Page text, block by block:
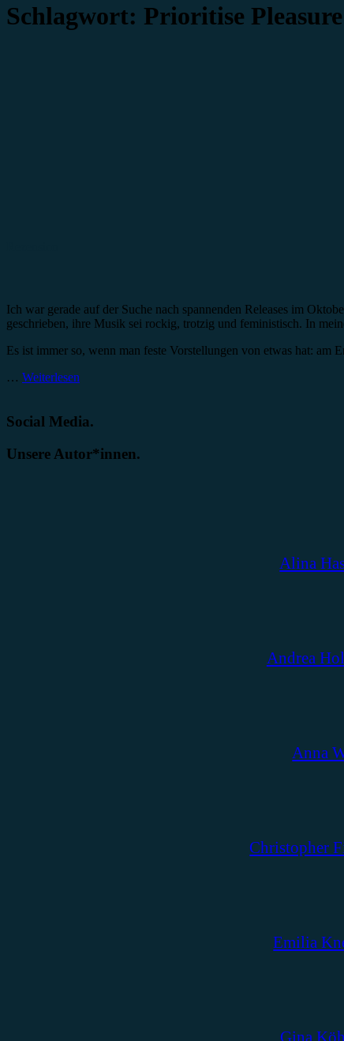
Schlagwort: Prioritise Pleasure
Ich war gerade auf der Suche nach spannenden Releases im
geschrieben, ihre Musik sei rockig, trotzig und feministisch. In
Es ist immer so, wenn man feste Vorstellungen von etwas hat: am
… Weiterlesen
Social Media.
Unsere Autor*innen.
Alina
Andrea
Anna
Christopher
Emilia
Gina